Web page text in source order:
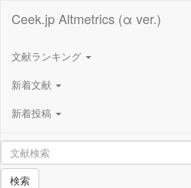
Ceek.jp Altmetrics (α ver.)
文献ランキング
新着文献
新着投稿
検索